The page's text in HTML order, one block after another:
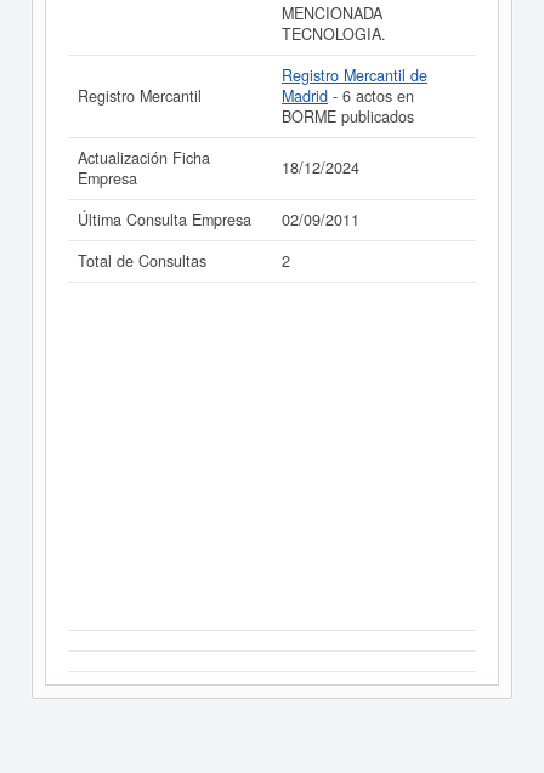
MENCIONADA
TECNOLOGIA.
Registro Mercantil
Registro Mercantil de
Madrid - 6 actos en
BORME publicados
Actualización Ficha
Empresa
18/12/2024
Última Consulta Empresa
02/09/2011
Total de Consultas
2